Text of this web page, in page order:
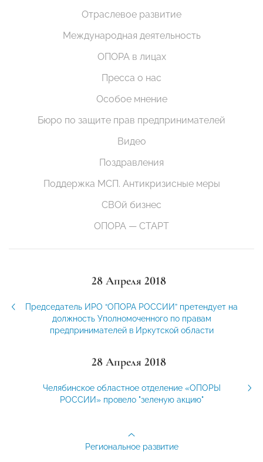
Отраслевое развитие
Международная деятельность
ОПОРА в лицах
Пресса о нас
Особое мнение
Бюро по защите прав предпринимателей
Видео
Поздравления
Поддержка МСП. Антикризисные меры
СВОй бизнес
ОПОРА — СТАРТ
28 Апреля 2018
Председатель ИРО “ОПОРА РОССИИ” претендует на
должность Уполномоченного по правам
предпринимателей в Иркутской области
28 Апреля 2018
Челябинское областное отделение «ОПОРЫ
РОССИИ» провело "зеленую акцию"
Региональное развитие